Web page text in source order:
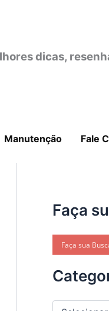
dicas,
Manutenção Fale
Faça
C